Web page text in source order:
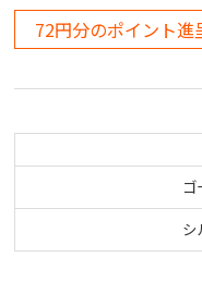
72円分のポイント進
ゴ
シ